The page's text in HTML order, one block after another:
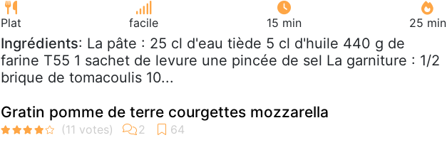
Plat facile 15 min 25 min
Ingrédients: La pâte : 25 cl d'eau tiède 5 cl d'huile 440 g de
farine T55 1 sachet de levure une pincée de sel La garniture : 1/2
brique de tomacoulis 10...
Gratin pomme de terre courgettes mozzarella